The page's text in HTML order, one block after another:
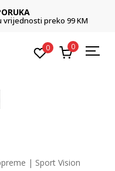
vrijednosti preko 99 KM
0 0
| Sport Vision